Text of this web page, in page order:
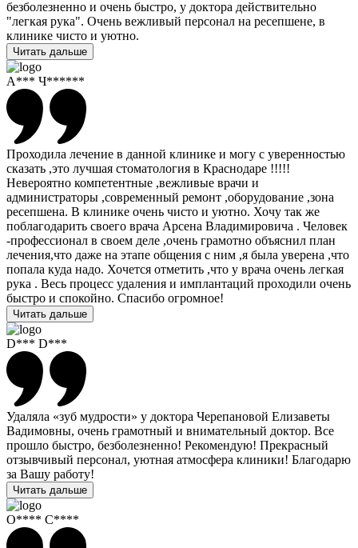
безболезненно и очень быстро, у доктора действительно
"легкая рука". Очень вежливый персонал на ресепшене, в
клинике чисто и уютно.
Читать дальше
А*** Ч******
Проходила лечение в данной клинике и могу с уверенностью
сказать ,это лучшая стоматология в Краснодаре !!!!!
Невероятно компетентные ,вежливые врачи и
администраторы ,современный ремонт ,оборудование ,зона
ресепшена. В клинике очень чисто и уютно. Хочу так же
поблагодарить своего врача Арсена Владимировича . Человек
-профессионал в своем деле ,очень грамотно объяснил план
лечения,что даже на этапе общения с ним ,я была уверена ,что
попала куда надо. Хочется отметить ,что у врача очень легкая
рука . Весь процесс удаления и имплантаций проходили очень
быстро и спокойно. Спасибо огромное!
Читать дальше
D*** D***
Удаляла «зуб мудрости» у доктора Черепановой Елизаветы
Вадимовны, очень грамотный и внимательный доктор. Все
прошло быстро, безболезненно! Рекомендую! Прекрасный
отзывчивый персонал, уютная атмосфера клиники! Благодарю
за Вашу работу!
Читать дальше
О**** С****